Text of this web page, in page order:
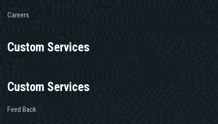
Careers
Custom Services
Custom Services
Feed Back